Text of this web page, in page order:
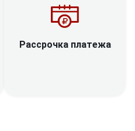
Рассрочка платежа